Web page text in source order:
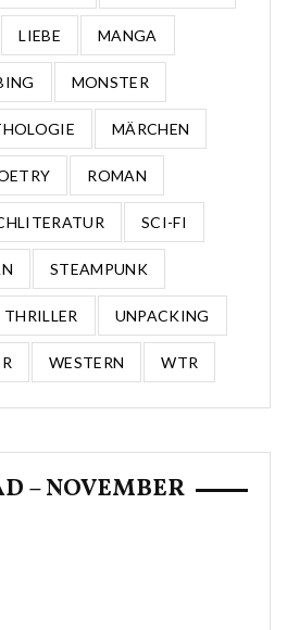
LIEBE MANGA
MONSTER
MÄRCHEN
ROMAN
SCI-FI
STEAMPUNK
THRILLER UNPACKING
WESTERN WTR
– NOVEMBER